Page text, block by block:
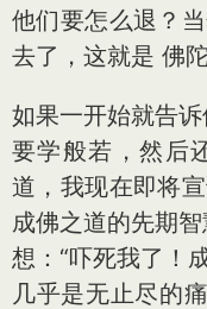
他们要怎么退？
去了，这就是 佛
如果一开始就告
要学般若，然后
道，我现在即将
成佛之道的先期
想：“吓死我了！
几乎是无止尽的